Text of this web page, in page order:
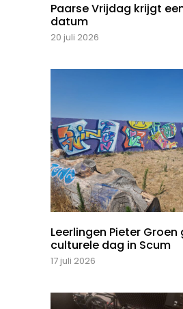
Paarse Vrijdag krijgt
datum
20 juli 2026
Leerlingen Pieter
culturele dag in Scum
17 juli 2026